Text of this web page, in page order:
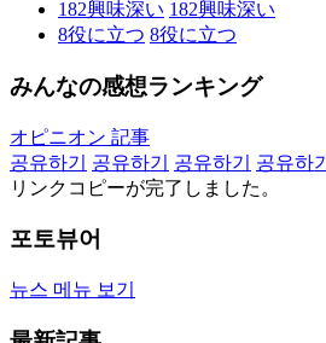
182興味深い 182興味深い
8役に立つ 8役に立つ
みんなの感想ランキング
オピニオン 記事
공유하기
공유하기 공유하기 공유하기
リンクコピーが完了しました。
포토뷰어
뉴스 메뉴 보기